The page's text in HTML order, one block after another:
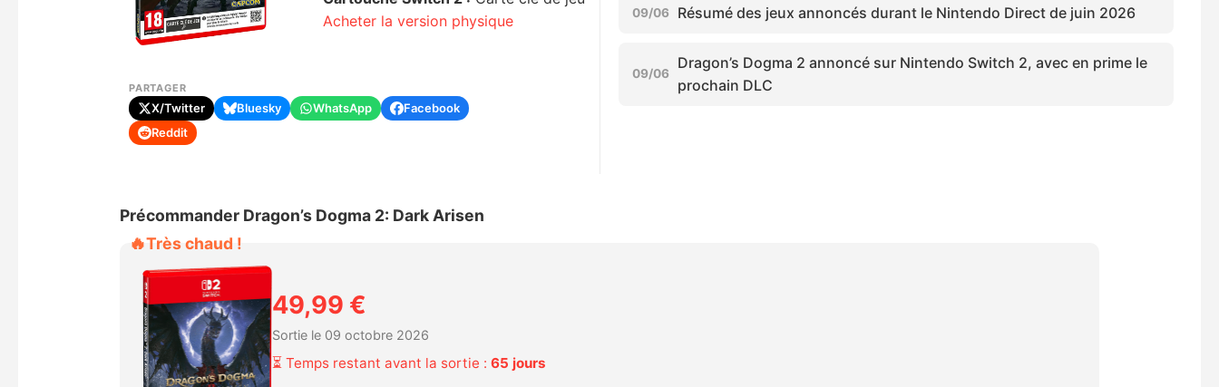
Acheter la version physique
PARTAGER
X/Twitter Bluesky WhatsApp
Facebook
Reddit
09/06 Résumé des jeux annoncés durant le Nintendo Direct de juin 2026
09/06
Dragon’s Dogma 2 annoncé sur Nintendo Switch 2, avec en prime le
prochain DLC
Précommander Dragon’s Dogma 2: Dark Arisen
🔥Très chaud !
49,99 €
Sortie le 09 octobre 2026
⏳ Temps restant avant la sortie :65 jours